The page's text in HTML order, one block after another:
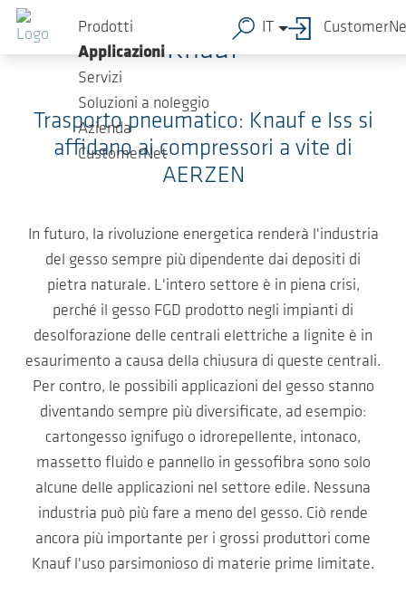
Salta al contenuto principale
Prodotti
Applicazioni
Servizi
Soluzioni a noleggio
Azienda
CustomerNet
IT
Knauf
Trasporto pneumatico: Knauf e Iss si
affidano ai compressori a vite di
AERZEN
In futuro, la rivoluzione energetica renderà l'industria
del gesso sempre più dipendente dai depositi di
pietra naturale. L'intero settore è in piena crisi,
perché il gesso FGD prodotto negli impianti di
desolforazione delle centrali elettriche a lignite è in
esaurimento a causa della chiusura di queste centrali.
Per contro, le possibili applicazioni del gesso stanno
diventando sempre più diversificate, ad esempio:
cartongesso ignifugo o idrorepellente, intonaco,
massetto fluido e pannello in gessofibra sono solo
alcune delle applicazioni nel settore edile. Nessuna
industria può più fare a meno del gesso. Ciò rende
ancora più importante per i grossi produttori come
Knauf l'uso parsimonioso di materie prime limitate.